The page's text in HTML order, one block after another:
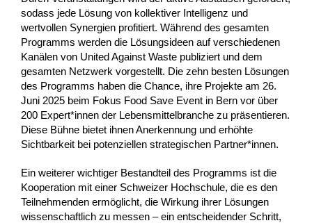
sodass jede Lösung von kollektiver Intelligenz und
wertvollen Synergien profitiert. Während des gesamten
Programms werden die Lösungsideen auf verschiedenen
Kanälen von United Against Waste publiziert und dem
gesamten Netzwerk vorgestellt. Die zehn besten Lösungen
des Programms haben die Chance, ihre Projekte am 26.
Juni 2025 beim Fokus Food Save Event in Bern vor über
200 Expert*innen der Lebensmittelbranche zu präsentieren.
Diese Bühne bietet ihnen Anerkennung und erhöhte
Sichtbarkeit bei potenziellen strategischen Partner*innen.
Ein weiterer wichtiger Bestandteil des Programms ist die
Kooperation mit einer Schweizer Hochschule, die es den
Teilnehmenden ermöglicht, die Wirkung ihrer Lösungen
wissenschaftlich zu messen – ein entscheidender Schritt,